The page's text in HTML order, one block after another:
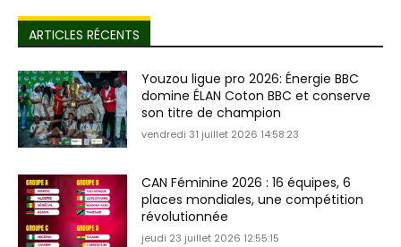
ARTICLES RÉCENTS
Youzou ligue pro 2026: Énergie BBC
domine ÉLAN Coton BBC et conserve
son titre de champion
vendredi 31 juillet 2026 14:58:23
CAN Féminine 2026 : 16 équipes, 6
places mondiales, une compétition
révolutionnée
jeudi 23 juillet 2026 12:55:15